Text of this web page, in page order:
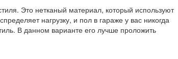
Это нетканый материал, который используют
нагрузку, и пол в гараже у вас никогда
В данном варианте его лучше проложить